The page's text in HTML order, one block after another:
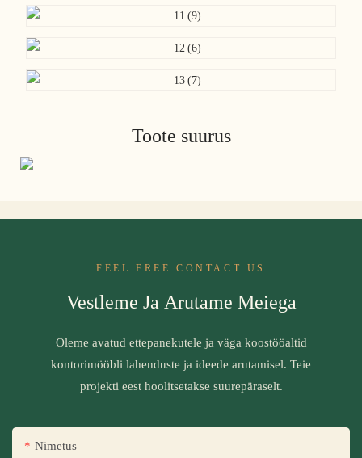
Toote suurus
FEEL FREE CONTACT US
Vestleme Ja Arutame Meiega
Oleme avatud ettepanekutele ja väga koostööaltid
kontorimööbli lahenduste ja ideede arutamisel. Teie
projekti eest hoolitsetakse suurepäraselt.
Nimetus